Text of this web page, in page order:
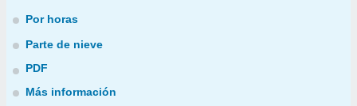
Por horas
Parte de nieve
PDF
Más información